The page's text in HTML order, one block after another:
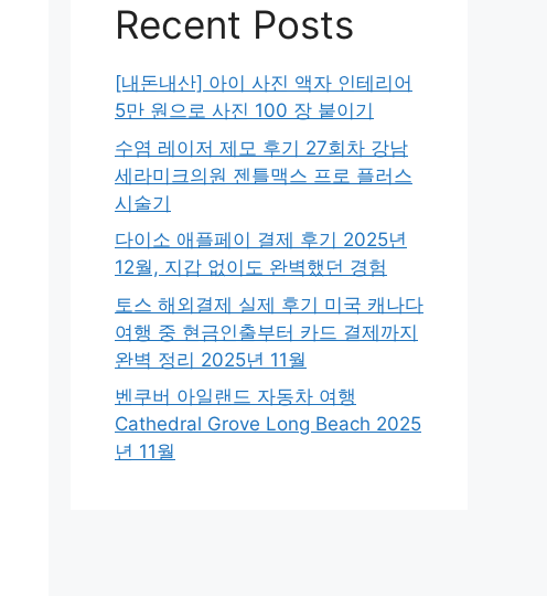
Recent Posts
[내돈내산] 아이 사진 액자 인테리어
5만 원으로 사진 100 장 붙이기
수염 레이저 제모 후기 27회차 강남
세라미크의원 젠틀맥스 프로 플러스
시술기
다이소 애플페이 결제 후기 2025년
12월, 지갑 없이도 완벽했던 경험
토스 해외결제 실제 후기 미국 캐나다
여행 중 현금인출부터 카드 결제까지
완벽 정리 2025년 11월
벤쿠버 아일랜드 자동차 여행
Cathedral Grove Long Beach 2025
년 11월